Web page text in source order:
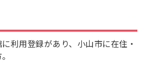
利用登録があり、小山市に在住・